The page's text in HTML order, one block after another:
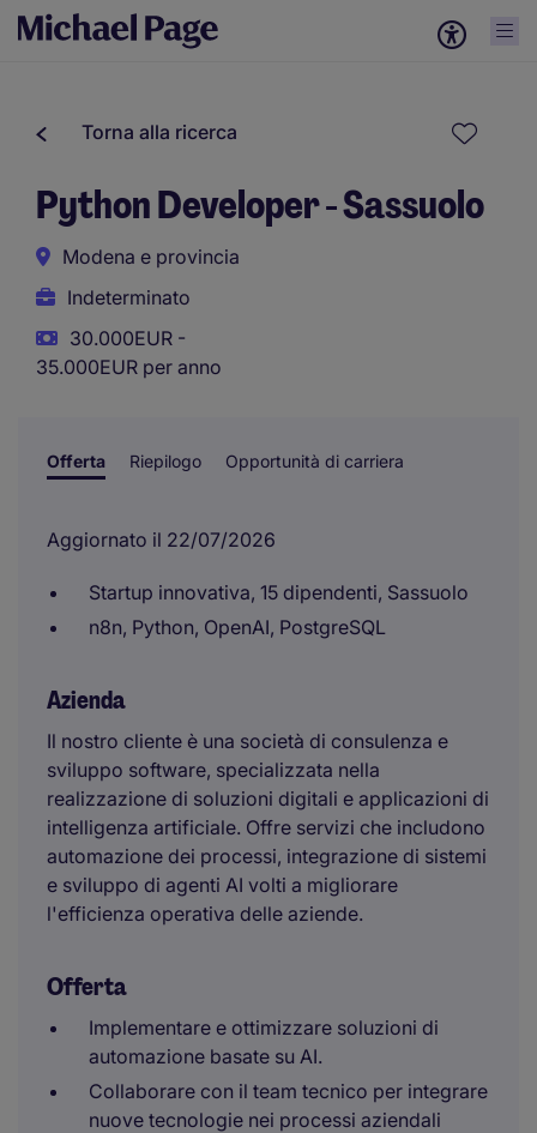
Torna alla ricerca
Python Developer - Sassuolo
Modena e provincia
Indeterminato
30.000EUR -
35.000EUR per anno
Offerta Riepilogo Opportunità di carriera
Aggiornato il 22/07/2026
Startup innovativa, 15 dipendenti, Sassuolo
n8n, Python, OpenAI, PostgreSQL
Azienda
Il nostro cliente è una società di consulenza e
sviluppo software, specializzata nella
realizzazione di soluzioni digitali e applicazioni di
intelligenza artificiale. Offre servizi che includono
automazione dei processi, integrazione di sistemi
e sviluppo di agenti AI volti a migliorare
l'efficienza operativa delle aziende.
Offerta
Implementare e ottimizzare soluzioni di
automazione basate su AI.
Collaborare con il team tecnico per integrare
nuove tecnologie nei processi aziendali